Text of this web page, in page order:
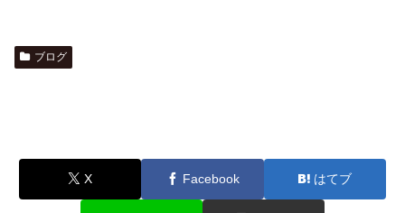
ブログ
X Facebook はてブ